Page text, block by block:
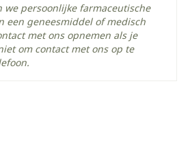
we persoonlijke farmaceutische
een geneesmiddel of medisch
met ons opnemen als je
om contact met ons op te